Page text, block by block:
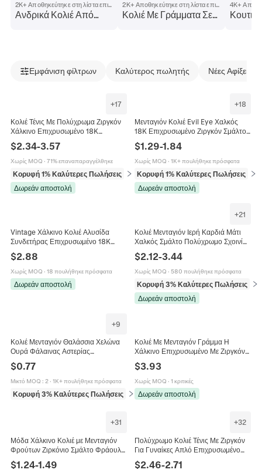
2K+ Αποθηκεύτηκε στη λίστα επιθυμιών
Ανδρικά Κολιέ Από
2K+ Αποθηκεύτηκε στη λίστα επιθυμιών
Κολιέ Με Γράμματα Σε
Εμφάνιση φίλτρων Καλύτερος πωλητής Νέες Αφίξεις
+17
Κολιέ Τένις Με Πολύχρωμα Ζιργκόν
Χάλκινο Επιχρυσωμένο 18K
Σμαραγδένια Κοπή Ορθογώνιες
Στρογγυλές Πέτρες Κοσμήματα Για
Γυναίκες
$2.34-3.57
Χωρίς MOQ · 71% επαναπαραγγέλθηκε
Κορυφή 1% Καλύτερες Πωλήσεις
σε Κολιέ
Δωρεάν αποστολή
+18
Μενταγιόν Κολιέ Evil Eye Χαλκός
18K Επιχρυσωμένο Ζιργκόν Σμάλτο
Μποέμ Έθνικ Κοσμήματα Για
Γυναίκες
$1.29-1.84
Χωρίς MOQ · 1K+ πουλήθηκε πρόσφατα
Κορυφή 1% Καλύτερες Πωλήσεις
σε
Δωρεάν αποστολή
Vintage Χάλκινο Κολιέ Αλυσίδα
Συνδετήρας Επιχρυσωμένο 18K
Μενταγιόν Ήλιος Σελήνη Αστέρι
Κοσμήματα Ζιρκόνια για Γυναίκες
Άνδρες Δώρο
$2.88
Χωρίς MOQ · 18 πουλήθηκε πρόσφατα
Δωρεάν αποστολή
+21
Κολιέ Μενταγιόν Ιερή Καρδιά Μάτι
Χαλκός Σμάλτο Πολύχρωμο Σχοινί
Boho Vintage Κόσμημα Για Γυναίκες
$2.12-3.44
Χωρίς MOQ · 580 πουλήθηκε πρόσφατα
Κορυφή 3% Καλύτερες Πωλήσεις
σε
Δωρεάν αποστολή
+9
Κολιέ Μενταγιόν Θαλάσσια Χελώνα
Ουρά Φάλαινας Αστερίας
Επασήμωτος Χαλκός Απομίμηση
Όπαλ Κοσμήματα Ωκεανού Για
Γυναίκες
$0.77
Μικτό MOQ : 2· 1K+ πουλήθηκε πρόσφατα
Κορυφή 3% Καλύτερες Πωλήσεις σε Κολιέ
Κολιέ Με Μενταγιόν Γράμμα Η
Χάλκινο Επιχρυσωμένο Με Ζιργκόν
Αλυσίδα Κλείδας Κομψό Κόσμημα
Γυναικείο
$3.93
Χωρίς MOQ · 1 κριτικές
Δωρεάν αποστολή
+31
Μόδα Χάλκινο Κολιέ με Μενταγιόν
Φρούτων Ζιρκόνιο Σμάλτο Φράουλα
Γυναίκες Γλυκό Κόσμημα Δώρο
$1.24-1.49
+32
Πολύχρωμο Κολιέ Τένις Με Ζιργκόν
Για Γυναίκες Απλό Επιχρυσωμένο
Κόσμημα Αισθητικό Αξεσουάρ
$2.46-2.71